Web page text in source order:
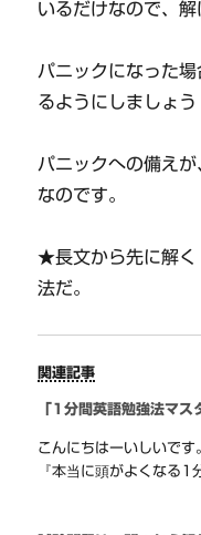
いるだけなので、解
パニックになった
るようにしましょう
パニックへの備え
なのです。
★長文から先に解
法だ。
関連記事
「1分間英語勉強法マス
こんにちはーいしいで
『本当に頭がよくなる1